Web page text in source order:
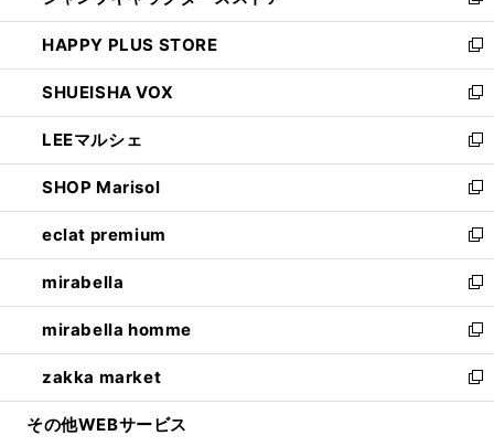
ン
ド
ウ
で
開
く
ウ
ィ
ン
ド
ウ
で
開
く
し
い
ウ
ィ
ン
ド
ウ
で
開
く
HAPPY PLUS STORE
新
し
い
ウ
ィ
ン
ド
ウ
で
開
く
SHUEISHA VOX
新
し
い
ウ
ィ
ン
ド
ウ
で
開
く
LEEマルシェ
新
し
い
ウ
ィ
ン
ド
ウ
で
開
く
SHOP Marisol
新
し
い
ウ
ィ
ン
ド
ウ
で
開
eclat premium
新
し
い
ウ
ィ
ン
ド
ウ
mirabella
新
し
い
ウ
ィ
ン
mirabella homme
新
し
い
ウ
zakka market
新
し
その他WEBサービス